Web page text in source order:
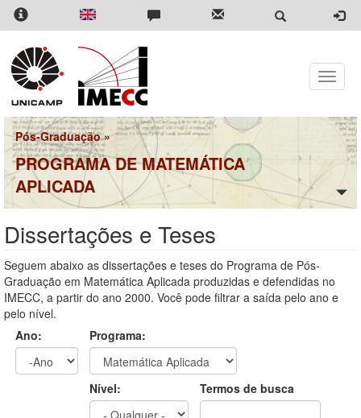
Pular
para
conteúdo
principal
Toggle
Pós-Graduação»
PROGRAMA DE MATEMÁTICA
APLICADA
Dissertações e Teses
Seguem abaixo as dissertações e teses do Programa de Pós-
Graduação em Matemática Aplicada produzidas e defendidas no
IMECC, a partir do ano 2000. Você pode filtrar a saída pelo ano e
pelo nível.
Ano:
Programa:
Nível: Termos de busca